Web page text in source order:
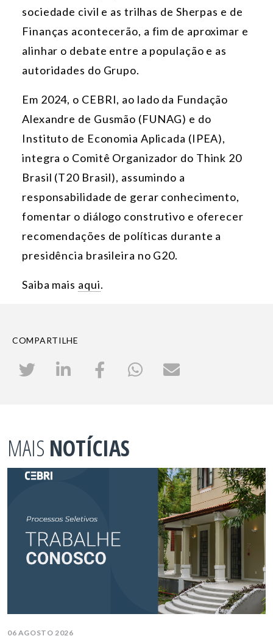
sociedade civil e as trilhas de Sherpas e de
Finanças acontecerão, a fim de aproximar e
alinhar o debate entre a população e as
autoridades do Grupo.
Em 2024, o CEBRI, ao lado da Fundação
Alexandre de Gusmão (FUNAG) e do
Instituto de Economia Aplicada (IPEA),
integra o Comitê Organizador do Think 20
Brasil (T20 Brasil), assumindo a
responsabilidade de gerar conhecimento,
fomentar o diálogo construtivo e oferecer
recomendações de políticas durante a
presidência brasileira no G20.
Saiba mais aqui.
COMPARTILHE
MAIS NOTÍCIAS
06 AGOSTO 2026